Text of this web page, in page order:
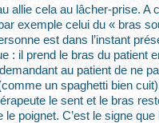
allie cela au lâcher-prise. A
exemple celui du « bras
est dans l’instant
: il prend le bras du patient
au patient de ne
un spaghetti bien
le sent et le bras
le poignet. C’est le signe